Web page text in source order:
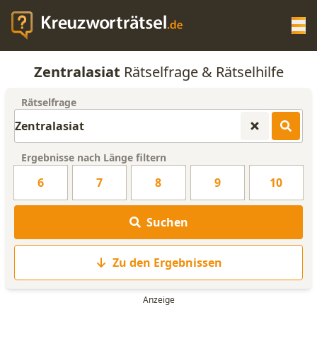
KREUZWORTRÄTSEL-HILFE
WORTLISTE
Zentralasiat Rätselfrage & Rätselhilfe
Rätselfrage
Ergebnisse nach Länge filtern
6 7 8 9 10
Suchen
Zu den Ergebnissen